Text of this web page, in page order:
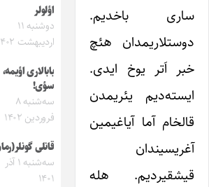
ساری باخدیم.
دوستلاریمدان هئچ
خبر اَتر یوخ ایدی.
ایسته‌دیم یئریمدن
قالخام آما آیاغیمین
آغریسیندان
قیشقیردیم. هله
اؤلولر
دوشنبه ۱۱
اردیبهشت ۱۴۰۲
بابالاری اؤیمه،
سؤی!
سه‌شنبه ۸
فروردین ۱۴۰۲
قانلی
سه‌شنبه ۱ آذر
۱۴۰۱